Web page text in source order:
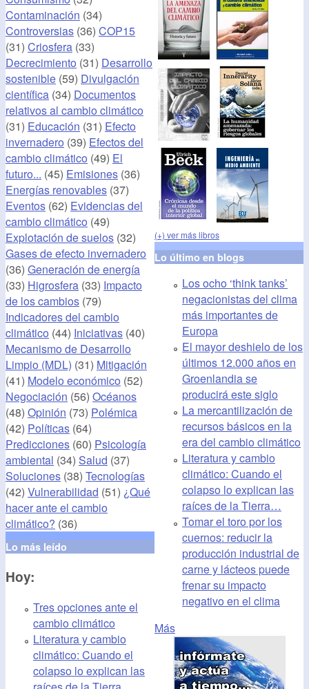
Contaminación (34)
Controversias (36) COP15
(31) Criosfera (33)
Decrecimiento (31) Desarrollo
sostenible (59) Divulgación
científica (34) Documentos
relativos al cambio climático
(31) Educación (31) Efecto
invernadero (39) Efectos del
cambio climático (49) El
futuro... (45) Emisiones (36)
Energías renovables (37)
Eventos (62) Evidencias del
cambio climático (49)
Explotación de suelos (32)
Gases de efecto invernadero
(36) Generación de energía
(33) Higrosfera (33) Impacto
de los cambios (79)
Indicadores del cambio
climático (44) Iniciativas (40)
Mecanismo de Desarrollo
Limpio (MDL) (31) Mitigación
(41) Modelo económico (52)
Negociación (56) Océanos
(48) Opinión (73) Polémica
(42) Políticas (64)
Predicciones (60) Psicología
ambiental (34) Salud (37)
Soluciones (38) Tecnologías
(42) Vulnerabilidad (51) ¿Qué
hacer ante el cambio
climático? (36)
Lo más leído
Hoy:
Tres opciones ante el
cambio climático
Literatura y cambio
climático: Cuando el
colapso lo explican las
(+) ver más libros
Lo último en blogs
Los ocho ‘think tanks’
negacionistas del clima
más importantes de
Europa
El mayor deshielo de los
últimos 12.000 años en
Groenlandia se
producirá este siglo
La mercantilización de
recursos básicos en la
era del cambio climático
Literatura y cambio
climático: Cuando el
colapso lo explican las
raíces de la Tierra…
Tomar el toro por los
cuernos: reducir la
producción industrial de
carne y lácteos puede
frenar su impacto
negativo en el clima
Más